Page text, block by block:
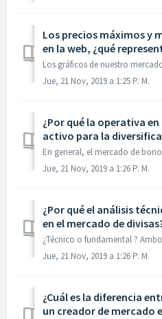
Los precios máximos y
en la web, ¿qué
Jue, 21 Nov, 2019 a 1:25 P. M.
¿Por qué la operativa
activo para la
Jue, 21 Nov, 2019 a 1:26 P. M.
¿Por qué el análisis
en el mercado de
Jue, 21 Nov, 2019 a 1:26 P. M.
¿Cuál es la diferencia
un creador de mercado